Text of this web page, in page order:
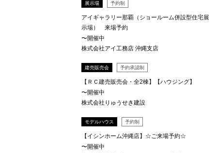
展示場 予約制
アイギャラリー那覇（ショールーム併設型住宅展
示場） 来場予約
〜開催中
株式会社アイ工務店 沖縄支店
建売販売会 予約承認制
【ＲＣ建売販売会・全2棟】【ハウジング】
〜開催中
株式会社りゅうせき建設
モデルハウス 予約制
【イシンホーム沖縄店】☆ご来場予約☆
〜開催中